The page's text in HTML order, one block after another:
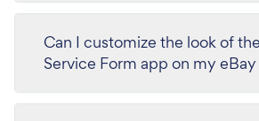
Can I customize the look of
Service Form app on my eBay